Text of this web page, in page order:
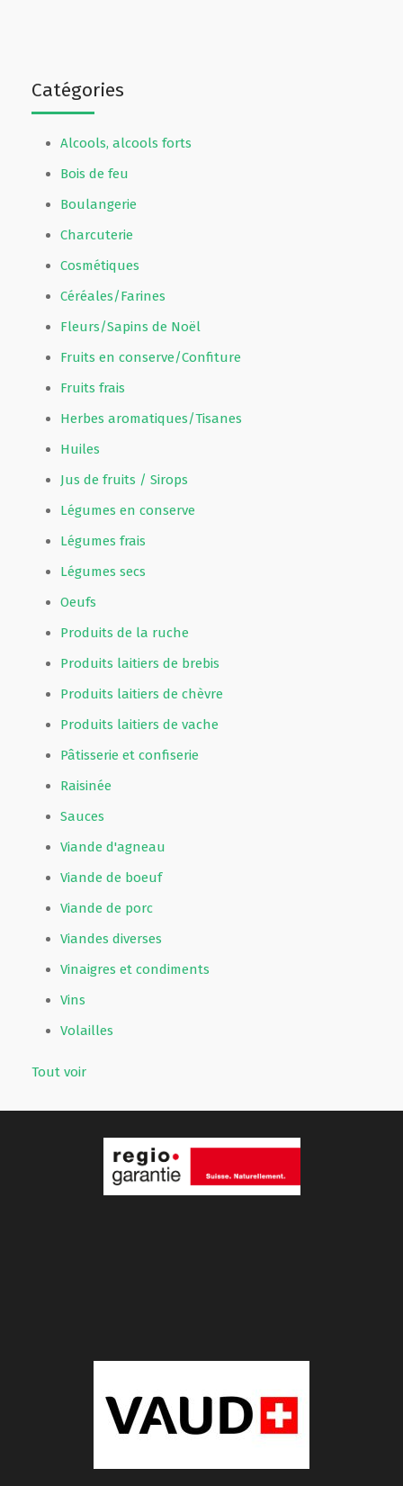
Catégories
Alcools, alcools forts
Bois de feu
Boulangerie
Charcuterie
Cosmétiques
Céréales/Farines
Fleurs/Sapins de Noël
Fruits en conserve/Confiture
Fruits frais
Herbes aromatiques/Tisanes
Huiles
Jus de fruits / Sirops
Légumes en conserve
Légumes frais
Légumes secs
Oeufs
Produits de la ruche
Produits laitiers de brebis
Produits laitiers de chèvre
Produits laitiers de vache
Pâtisserie et confiserie
Raisinée
Sauces
Viande d'agneau
Viande de boeuf
Viande de porc
Viandes diverses
Vinaigres et condiments
Vins
Volailles
Tout voir